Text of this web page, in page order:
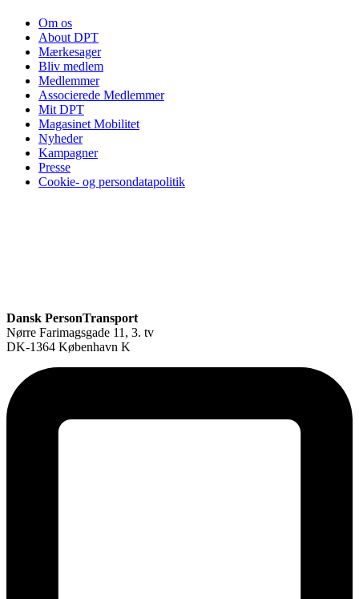
Om os
About DPT
Mærkesager
Bliv medlem
Medlemmer
Associerede Medlemmer
Mit DPT
Magasinet Mobilitet
Nyheder
Kampagner
Presse
Cookie- og persondatapolitik
Dansk PersonTransport
Nørre Farimagsgade 11, 3. tv
DK-1364 København K